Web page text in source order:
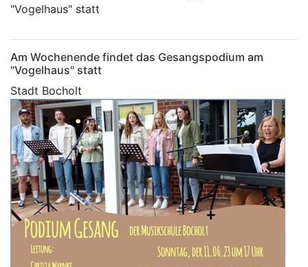
"Vogelhaus" statt
Am Wochenende findet das Gesangspodium am
"Vogelhaus" statt
Stadt Bocholt